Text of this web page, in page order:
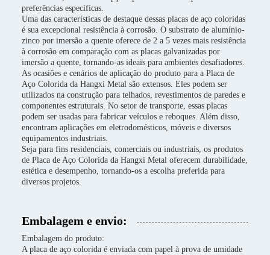
preferências específicas.
Uma das características de destaque dessas placas de aço coloridas
é sua excepcional resistência à corrosão. O substrato de alumínio-
zinco por imersão a quente oferece de 2 a 5 vezes mais resistência
à corrosão em comparação com as placas galvanizadas por
imersão a quente, tornando-as ideais para ambientes desafiadores.
As ocasiões e cenários de aplicação do produto para a Placa de
Aço Colorida da Hangxi Metal são extensos. Eles podem ser
utilizados na construção para telhados, revestimentos de paredes e
componentes estruturais. No setor de transporte, essas placas
podem ser usadas para fabricar veículos e reboques. Além disso,
encontram aplicações em eletrodomésticos, móveis e diversos
equipamentos industriais.
Seja para fins residenciais, comerciais ou industriais, os produtos
de Placa de Aço Colorida da Hangxi Metal oferecem durabilidade,
estética e desempenho, tornando-os a escolha preferida para
diversos projetos.
Embalagem e envio:
Embalagem do produto:
A placa de aço colorida é enviada com papel à prova de umidade